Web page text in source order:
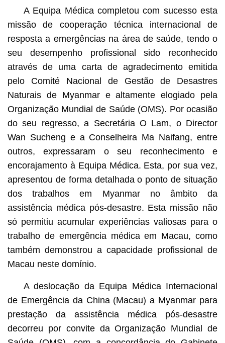
A Equipa Médica completou com sucesso esta
missão de cooperação técnica internacional de
resposta a emergências na área de saúde, tendo o
seu desempenho profissional sido reconhecido
através de uma carta de agradecimento emitida
pelo Comité Nacional de Gestão de Desastres
Naturais de Myanmar e altamente elogiado pela
Organização Mundial de Saúde (OMS). Por ocasião
do seu regresso, a Secretária O Lam, o Director
Wan Sucheng e a Conselheira Ma Naifang, entre
outros, expressaram o seu reconhecimento e
encorajamento à Equipa Médica. Esta, por sua vez,
apresentou de forma detalhada o ponto de situação
dos trabalhos em Myanmar no âmbito da
assistência médica pós-desastre. Esta missão não
só permitiu acumular experiências valiosas para o
trabalho de emergência médica em Macau, como
também demonstrou a capacidade profissional de
Macau neste domínio.
A deslocação da Equipa Médica Internacional
de Emergência da China (Macau) a Myanmar para
prestação da assistência médica pós-desastre
decorreu por convite da Organização Mundial de